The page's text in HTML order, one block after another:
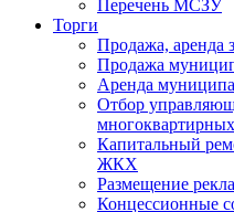
Перечень МСЗУ
Торги
Продажа, аренда
Продажа
Аренда
Отбор
Капитальный
ЖКХ
Размещение
Концессионные